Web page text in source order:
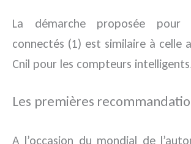
La démarche proposée pour
connectés (1) est similaire à celle
Cnil pour les compteurs
Les premières
A l’occasion du mondial de